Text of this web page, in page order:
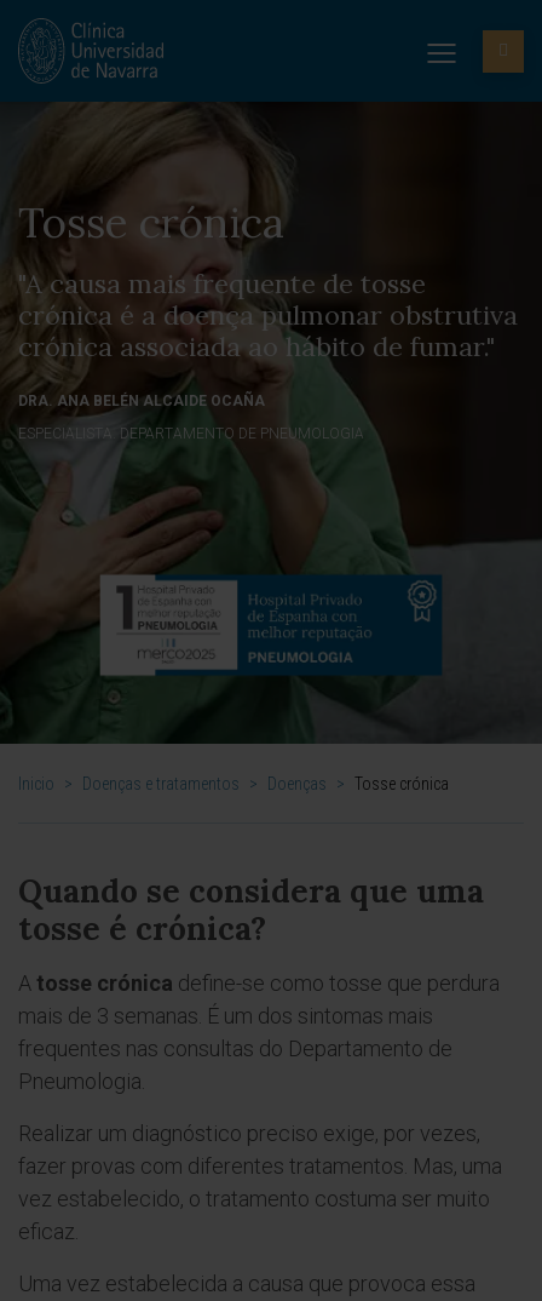
Tosse crónica
"A causa mais frequente de tosse
crónica é a doença pulmonar obstrutiva
crónica associada ao hábito de fumar."
DRA. ANA BELÉN ALCAIDE OCAÑA
ESPECIALISTA. DEPARTAMENTO DE PNEUMOLOGIA
Inicio > Doenças e tratamentos > Doenças > Tosse crónica
Quando se considera que uma
tosse é crónica?
A tosse crónica define-se como tosse que perdura
mais de 3 semanas. É um dos sintomas mais
frequentes nas consultas do Departamento de
Pneumologia.
Realizar um diagnóstico preciso exige, por vezes,
fazer provas com diferentes tratamentos. Mas, uma
vez estabelecido, o tratamento costuma ser muito
eficaz.
Uma vez estabelecida a causa que provoca essa